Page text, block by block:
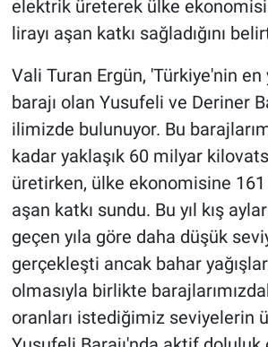
elektrik üreterek ülke
lirayı aşan katkı sağladığını
Vali Turan Ergün, 'Türkiye'nin en
barajı olan Yusufeli ve Deriner
ilimizde bulunuyor. Bu
kadar yaklaşık 60 milyar
üretirken, ülke ekonomisine 161
aşan katkı sundu. Bu yıl kış
geçen yıla göre daha düşük
gerçekleşti ancak bahar
olmasıyla birlikte
oranları istediğimiz seviyelerin